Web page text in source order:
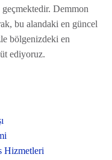
Demmon
bu alandaki en güncel
bölgenizdeki en
ediyoruz.
Hizmetleri